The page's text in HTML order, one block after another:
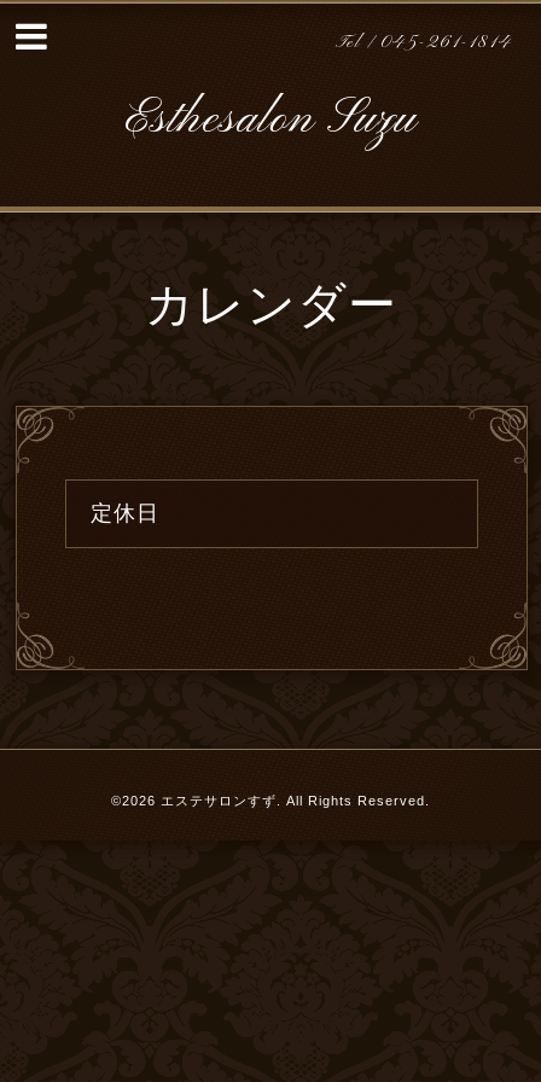
Tel / 045-261-1814
Esthesalon Suzu
カレンダー
定休日
©2026 エステサロンすず . All Rights Reserved.